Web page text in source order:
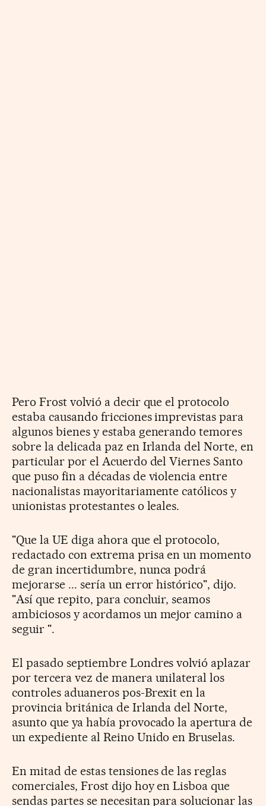
Pero Frost volvió a decir que el protocolo
estaba causando fricciones imprevistas para
algunos bienes y estaba generando temores
sobre la delicada paz en Irlanda del Norte, en
particular por el Acuerdo del Viernes Santo
que puso fin a décadas de violencia entre
nacionalistas mayoritariamente católicos y
unionistas protestantes o leales.
"Que la UE diga ahora que el protocolo,
redactado con extrema prisa en un momento
de gran incertidumbre, nunca podrá
mejorarse ... sería un error histórico", dijo.
"Así que repito, para concluir, seamos
ambiciosos y acordamos un mejor camino a
seguir ".
El pasado septiembre Londres volvió aplazar
por tercera vez de manera unilateral los
controles aduaneros pos-Brexit en la
provincia británica de Irlanda del Norte,
asunto que ya había provocado la apertura de
un expediente al Reino Unido en Bruselas.
En mitad de estas tensiones de las reglas
comerciales, Frost dijo hoy en Lisboa que
sendas partes se necesitan para solucionar las